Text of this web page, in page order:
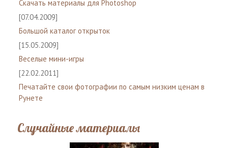
Скачать материалы для Photoshop
[07.04.2009]
Большой каталог открыток
[15.05.2009]
Веселые мини-игры
[22.02.2011]
Печатайте свои фотографии по самым низким ценам в
Рунете
Случайные материалы